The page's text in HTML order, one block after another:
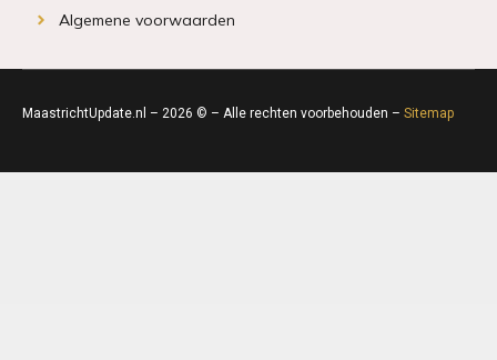
Algemene voorwaarden
MaastrichtUpdate.nl – 2026 © – Alle rechten voorbehouden – Sitemap